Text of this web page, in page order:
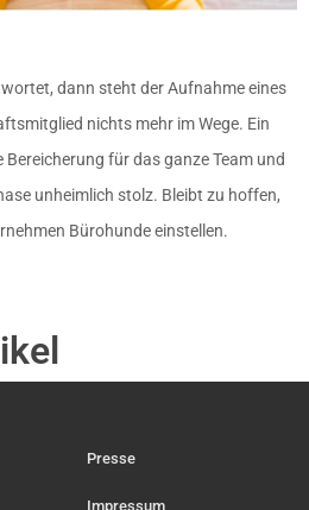
dann steht der Aufnahme eines
nichts mehr im Wege. Ein
für das ganze Team und
unheimlich stolz. Bleibt zu hoffen,
Bürohunde einstellen.
Presse
Impressum